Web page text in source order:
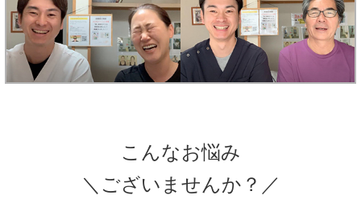
こんなお悩み
＼ございませんか？／